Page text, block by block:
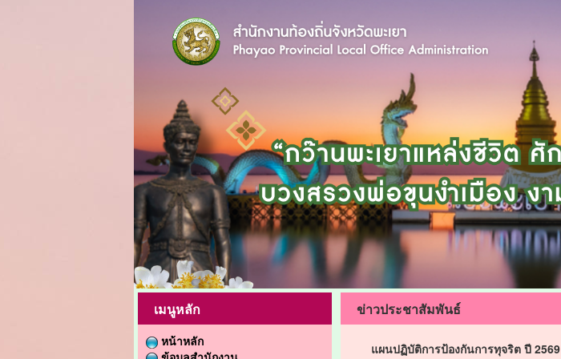
เมนูหลัก
หน้าหลัก
ข่าวประชาสัมพันธ์
แผนปฏิบัติการป้องกันการทุจริต ปี 2569